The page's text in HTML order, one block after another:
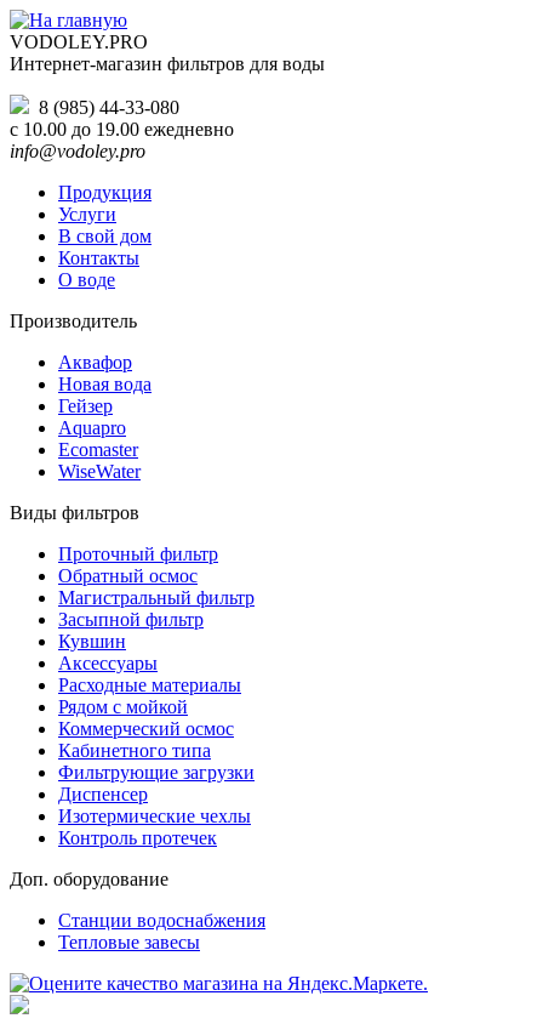
VODOLEY.PRO
Интернет-магазин фильтров для воды
8 (985) 44-33-080
с 10.00 до 19.00 ежедневно
info@vodoley.pro
Продукция
Услуги
В свой дом
Контакты
О воде
Производитель
Аквафор
Новая вода
Гейзер
Aquapro
Ecomaster
WiseWater
Виды фильтров
Проточный фильтр
Обратный осмос
Магистральный фильтр
Засыпной фильтр
Кувшин
Аксессуары
Расходные материалы
Рядом с мойкой
Коммерческий осмос
Кабинетного типа
Фильтрующие загрузки
Диспенсер
Изотермические чехлы
Контроль протечек
Доп. оборудование
Станции водоснабжения
Тепловые завесы